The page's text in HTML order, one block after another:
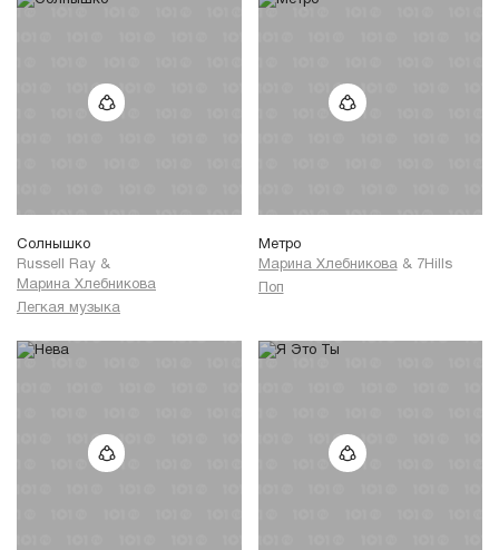
Солнышко
Russell Ray &
Марина Хлебникова
Легкая музыка
Метро
Марина Хлебникова & 7Hills
Поп